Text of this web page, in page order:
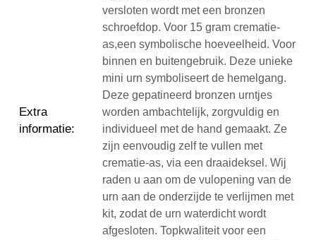
Extra
informatie:
versloten wordt met een bronzen
schroefdop. Voor 15 gram crematie-
as,een symbolische hoeveelheid. Voor
binnen en buitengebruik. Deze unieke
mini urn symboliseert de hemelgang.
Deze gepatineerd bronzen urntjes
worden ambachtelijk, zorgvuldig en
individueel met de hand gemaakt. Ze
zijn eenvoudig zelf te vullen met
crematie-as, via een draaideksel. Wij
raden u aan om de vulopening van de
urn aan de onderzijde te verlijmen met
kit, zodat de urn waterdicht wordt
afgesloten. Topkwaliteit voor een